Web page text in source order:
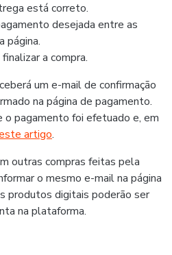
está correto.
desejada entre as
página.
a compra.
um e-mail de confirmação
na página de pagamento.
o pagamento foi efetuado e, em
artigo.
outras compras feitas pela
o mesmo e-mail na página
produtos digitais poderão ser
na plataforma.